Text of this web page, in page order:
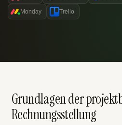
Monday Trello
Grundlagen der
Rechnungsstellung